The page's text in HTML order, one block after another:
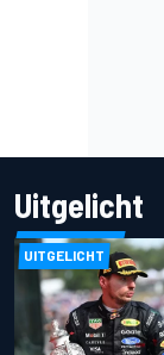
Uitgelicht
UITGELICHT